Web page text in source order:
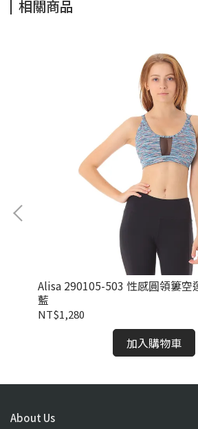
相關商品
Alisa 290105-503 性感圓領簍空
藍
NT$1,280
加入購物車
About Us